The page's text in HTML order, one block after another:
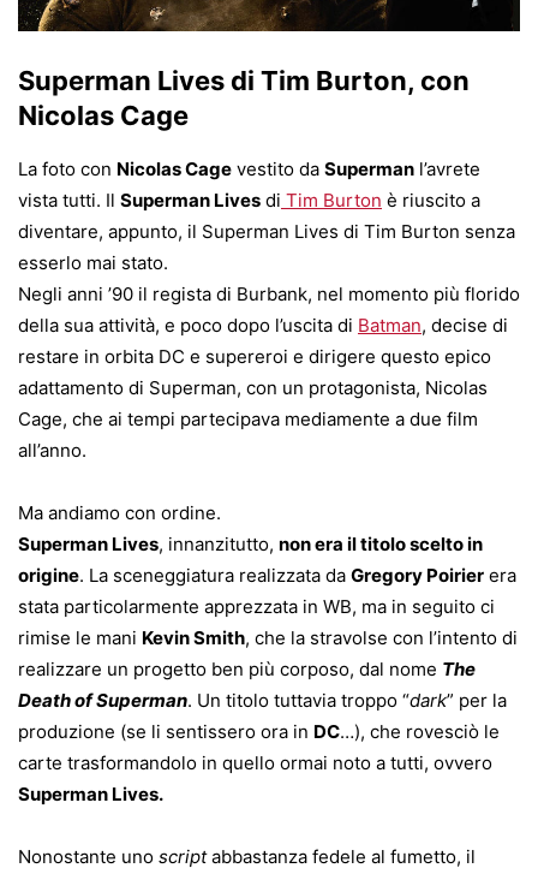
Superman Lives di Tim Burton, con
Nicolas Cage
La foto con Nicolas Cage vestito da Superman l’avrete
vista tutti. Il Superman Lives di Tim Burton è riuscito a
diventare, appunto, il Superman Lives di Tim Burton senza
esserlo mai stato.
Negli anni ’90 il regista di Burbank, nel momento più florido
della sua attività, e poco dopo l’uscita di Batman, decise di
restare in orbita DC e supereroi e dirigere questo epico
adattamento di Superman, con un protagonista, Nicolas
Cage, che ai tempi partecipava mediamente a due film
all’anno.
Ma andiamo con ordine.
Superman Lives, innanzitutto, non era il titolo scelto in
origine. La sceneggiatura realizzata da Gregory Poirier era
stata particolarmente apprezzata in WB, ma in seguito ci
rimise le mani Kevin Smith, che la stravolse con l’intento di
realizzare un progetto ben più corposo, dal nome The
Death of Superman. Un titolo tuttavia troppo “dark” per la
produzione (se li sentissero ora in DC…), che rovesciò le
carte trasformandolo in quello ormai noto a tutti, ovvero
Superman Lives.
Nonostante uno scriptabbastanza fedele al fumetto, il